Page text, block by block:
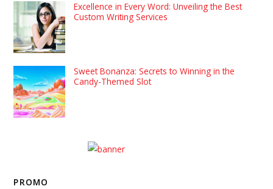
Excellence in Every Word: Unveiling the Best
Custom Writing Services
Sweet Bonanza: Secrets to Winning in the
Candy-Themed Slot
PROMO